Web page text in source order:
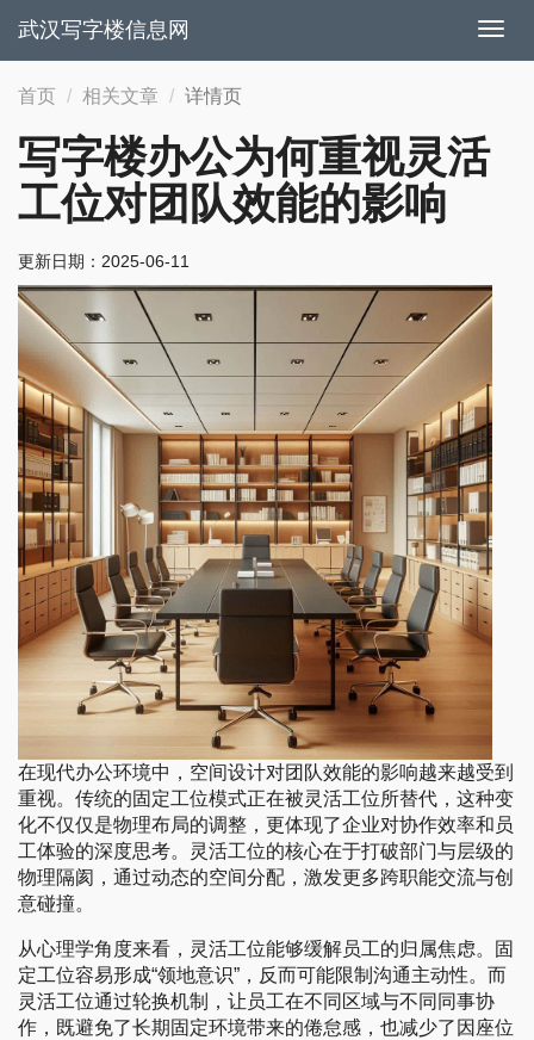
切
换
武汉写字楼信息网
首页 相关文章 详情页
写字楼办公为何重视灵活
工位对团队效能的影响
更新日期： 2025-06-11
在现代办公环境中，空间设计对团队效能的影响越来越受到
重视。传统的固定工位模式正在被灵活工位所替代，这种变
化不仅仅是物理布局的调整，更体现了企业对协作效率和员
工体验的深度思考。灵活工位的核心在于打破部门与层级的
物理隔阂，通过动态的空间分配，激发更多跨职能交流与创
意碰撞。
从心理学角度来看，灵活工位能够缓解员工的归属焦虑。固
定工位容易形成“领地意识”，反而可能限制沟通主动性。而
灵活工位通过轮换机制，让员工在不同区域与不同同事协
作，既避免了长期固定环境带来的倦怠感，也减少了因座位